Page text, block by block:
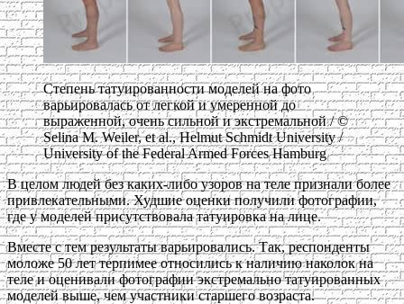
Степень татуированности моделей на фото
варьировалась от легкой и умеренной до
выраженной, очень сильной и экстремальной / ©
Selina M. Weiler, et al., Helmut Schmidt University /
University of the Federal Armed Forces Hamburg
В целом людей без каких-либо узоров на теле признали более
привлекательными. Худшие оценки получили фотографии,
где у моделей присутствовала татуировка на лице.
Вместе с тем результаты варьировались. Так, респонденты
моложе 50 лет терпимее относились к наличию наколок на
теле и оценивали фотографии экстремально татуированных
моделей выше, чем участники старшего возраста.